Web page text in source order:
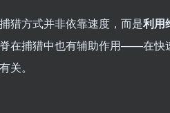
猎方式并非依靠速度，而是利用
在捕猎中也有辅助作用——在快
关。